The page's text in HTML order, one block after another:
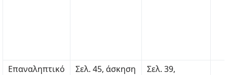
Επαναληπτικό
Σελ. 45, άσκηση
Σελ. 39,